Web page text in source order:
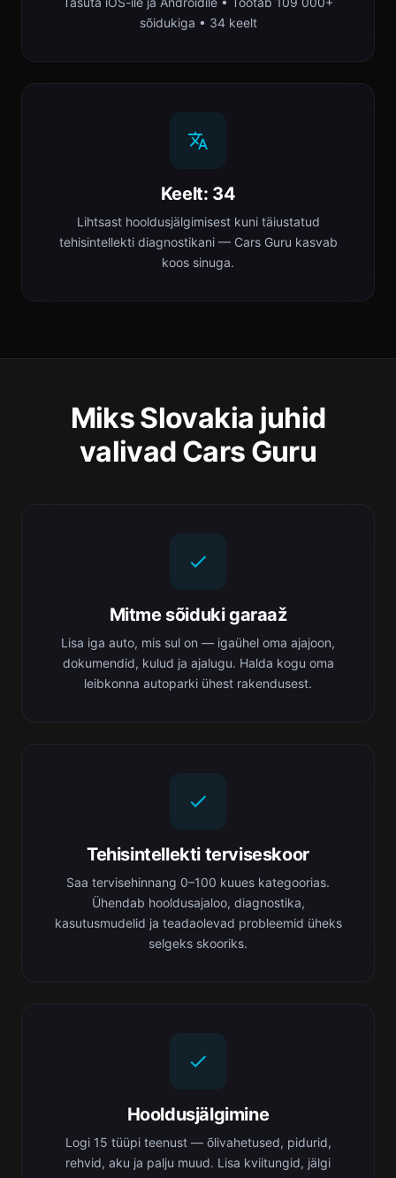
sõidukiga • 34 keelt
Keelt: 34
Lihtsast hooldusjälgimisest kuni täiustatud
tehisintellekti diagnostikani — Cars Guru kasvab
koos sinuga.
Miks Slovakia juhid
valivad Cars Guru
Mitme sõiduki garaaž
Lisa iga auto, mis sul on — igaühel oma ajajoon,
dokumendid, kulud ja ajalugu. Halda kogu oma
leibkonna autoparki ühest rakendusest.
Tehisintellekti terviseskoor
Saa tervisehinnang 0–100 kuues kategoorias.
Ühendab hooldusajaloo, diagnostika,
kasutusmudelid ja teadaolevad probleemid üheks
selgeks skooriks.
Hooldusjälgimine
Logi 15 tüüpi teenust — õlivahetused, pidurid,
rehvid, aku ja palju muud. Lisa kviitungid, jälgi